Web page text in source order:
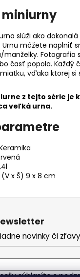
slúži ako
Urnu môžete naplniť
manželky. Fotografia
časť popola. Každý
vďaka ktorej si
z tejto série je
veľká urna.
x Š) 9 x 8 cm
novinky či